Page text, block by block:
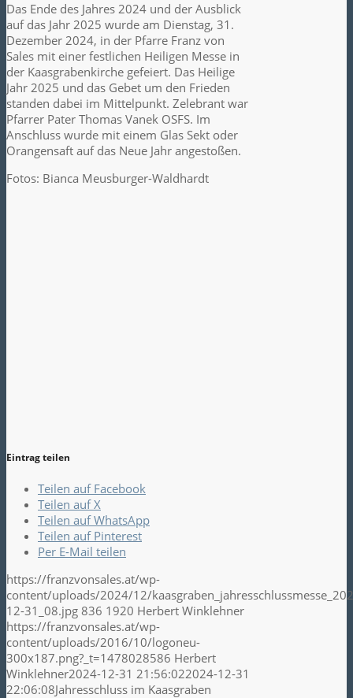
Das Ende des Jahres 2024 und der Ausblick
auf das Jahr 2025 wurde am Dienstag, 31.
Dezember 2024, in der Pfarre Franz von
Sales mit einer festlichen Heiligen Messe in
der Kaasgrabenkirche gefeiert. Das Heilige
Jahr 2025 und das Gebet um den Frieden
standen dabei im Mittelpunkt. Zelebrant war
Pfarrer Pater Thomas Vanek OSFS. Im
Anschluss wurde mit einem Glas Sekt oder
Orangensaft auf das Neue Jahr angestoßen.
Fotos: Bianca Meusburger-Waldhardt
Eintrag teilen
Teilen auf Facebook
Teilen auf X
Teilen auf WhatsApp
Teilen auf Pinterest
Per E-Mail teilen
https://franzvonsales.at/wp-
content/uploads/2024/12/
12-31_08.jpg 836 1920 Herbert Winklehner
https://franzvonsales.at/wp-
content/uploads/2016/10/logoneu-
300x187.png?_t=1478028586 Herbert
Winklehner2024-12-31 21:56:022024-12-31
22:06:08Jahresschluss im Kaasgraben